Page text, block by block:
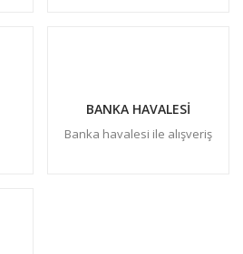
BANKA HAVALESİ
Banka havalesi ile alışveriş